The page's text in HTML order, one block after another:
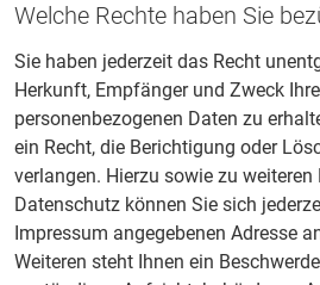
Welche Rechte haben Sie
Sie haben jederzeit das Recht
Herkunft, Empfänger und Zweck
personenbezogenen Daten zu
ein Recht, die Berichtigung oder
verlangen. Hierzu sowie zu
Datenschutz können Sie sich
Impressum angegebenen Adresse
Weiteren steht Ihnen ein